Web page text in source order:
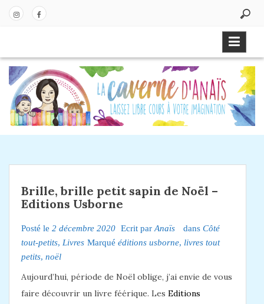
o
ag
ra
m
bo
ok
Brille, brille petit sapin de Noël –
Editions Usborne
Posté le 2 décembre 2020 Ecrit par Anaïs dans Côté
tout-petits, Livres Marqué éditions usborne, livres tout
petits, noël
Aujourd’hui, période de Noël oblige, j’ai envie de vous
faire découvrir un livre féérique. Les Editions